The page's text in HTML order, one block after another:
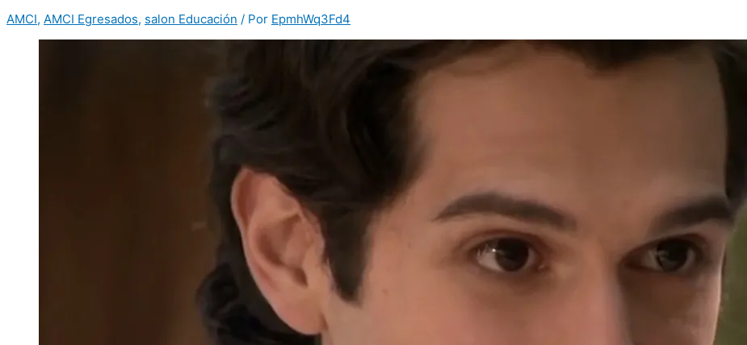
AMCI, AMCI Egresados, salon Educación / Por EpmhWq3Fd4